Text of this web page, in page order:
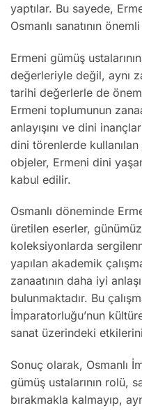
yaptılar. Bu sayede,
Osmanlı sanatının
Ermeni gümüş
değerleriyle değil, aynı
tarihi değerlerle de önem
Ermeni toplumunun
anlayışını ve dini
dini törenlerde
objeler, Ermeni dini
kabul edilir.
Osmanlı döneminde
üretilen eserler,
koleksiyonlarda
yapılan akademik
zanaatının daha iyi
bulunmaktadır. Bu
İmparatorluğu’nun
sanat üzerindeki
Sonuç olarak, Osmanlı
gümüş ustalarının rolü,
bırakmakla kalmayıp,